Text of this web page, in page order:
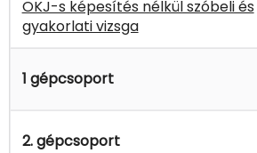
OKJ-s képesítés nélkül szóbeli és
gyakorlati vizsga
1 gépcsoport
2. gépcsoport